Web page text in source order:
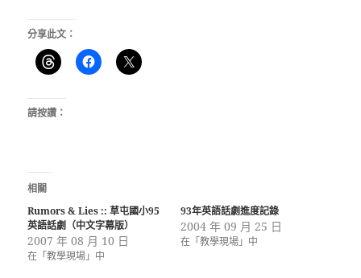
分享此文：
請按讚：
相關
Rumors & Lies :: 草屯國小95
英語話劇（中文字幕版）
2007 年 08 月 10 日
在「教學現場」中
93年英語話劇進度記錄
2004 年 09 月 25 日
在「教學現場」中